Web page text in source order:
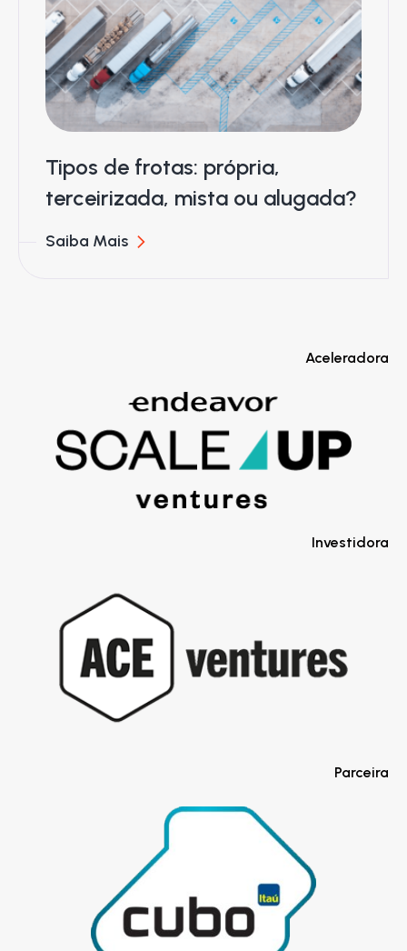
Tipos de frotas: própria,
terceirizada, mista ou alugada?
Saiba Mais
Aceleradora
Investidora
Parceira